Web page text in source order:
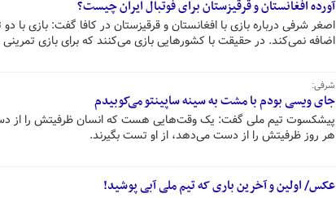
آورده افغانستان و قرقیزستان برای فوتبال ایران چیست؟
اصغر شرفی درباره بازی با افغانستان و قرقیزستان در کافا گفت: بازی با
اضافه نمی‌کند. در حقیقت با کشورهایی بازی می‌کنند که برای بازی
شرفی:
جای ویسی بودم با مشت به سینه ساپینتو می‌کوبیدم
پیشکسوت تیم ملی گفت: یک وقت‌هایی هست که انسان ظرفیتش را از
هر روز ظرفیتش را از دست می‌دهد، از او تست بگیرند.
عکس/ اولین و آخرین باری که تیم ملی آبی پوشید!